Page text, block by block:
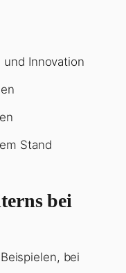
und Innovation
Stand
bei
bei